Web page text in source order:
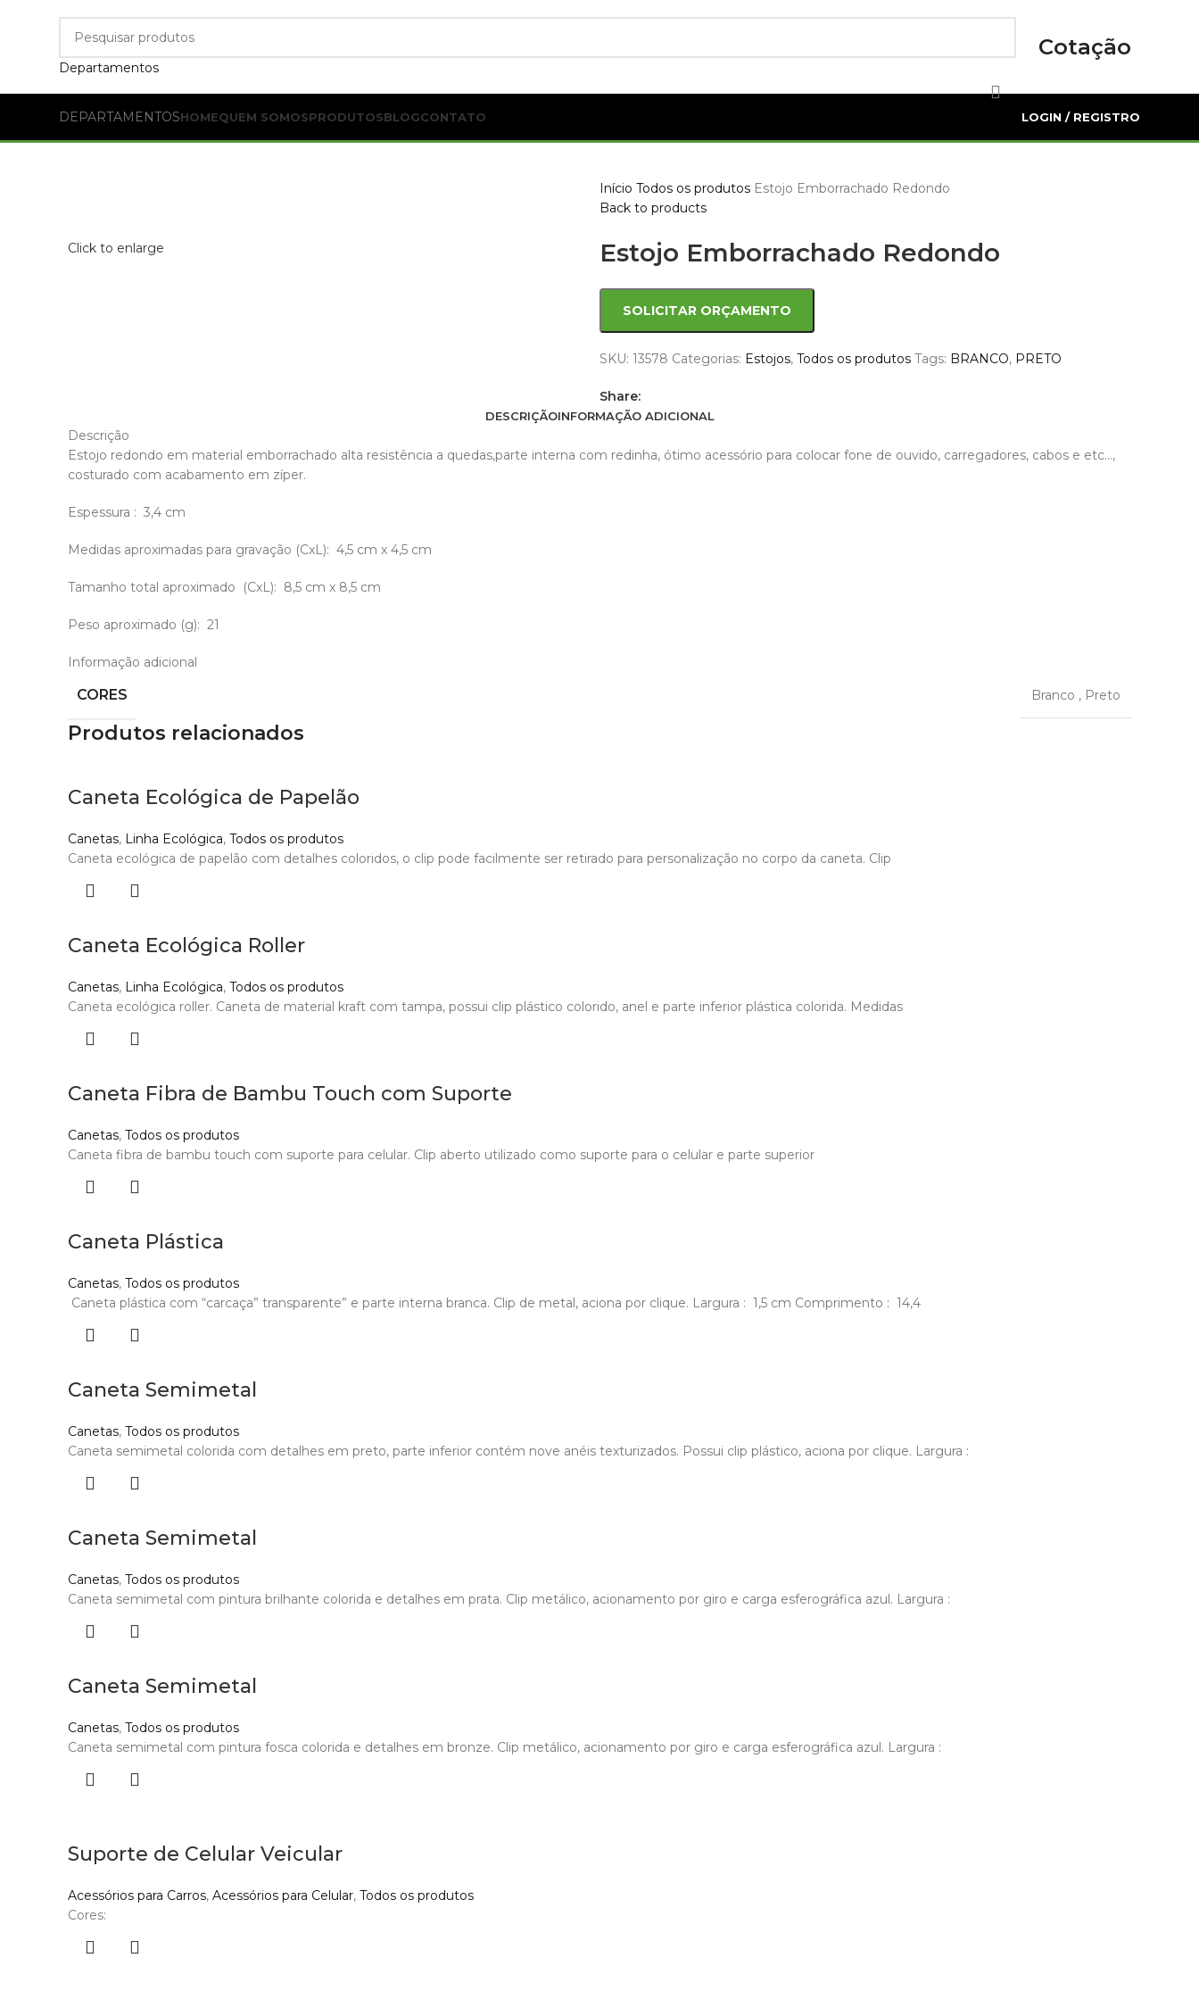
Departamentos
Cotação
DEPARTAMENTOSHOMEQUEM SOMOSPRODUTOSBLOGCONTATO LOGIN / REGISTRO
Click to enlarge
Início Todos os produtos Estojo Emborrachado Redondo
Back to products
Estojo Emborrachado Redondo
SOLICITAR ORÇAMENTO
SKU: 13578 Categorias: Estojos, Todos os produtos Tags: BRANCO, PRETO
Share:
DESCRIÇÃOINFORMAÇÃO ADICIONAL
Descrição
Estojo redondo em material emborrachado alta resistência a quedas,parte interna com redinha, ótimo acessório para colocar fone de ouvido, carregadores, cabos e etc…,
costurado com acabamento em zíper.
Espessura : 3,4 cm
Medidas aproximadas para gravação (CxL): 4,5 cm x 4,5 cm
Tamanho total aproximado (CxL): 8,5 cm x 8,5 cm
Peso aproximado (g): 21
Informação adicional
CORES Branco , Preto
Produtos relacionados
Caneta Ecológica de Papelão
Canetas, Linha Ecológica, Todos os produtos
Caneta ecológica de papelão com detalhes coloridos, o clip pode facilmente ser retirado para personalização no corpo da caneta. Clip
Caneta Ecológica Roller
Canetas, Linha Ecológica, Todos os produtos
Caneta ecológica roller. Caneta de material kraft com tampa, possui clip plástico colorido, anel e parte inferior plástica colorida. Medidas
Caneta Fibra de Bambu Touch com Suporte
Canetas, Todos os produtos
Caneta fibra de bambu touch com suporte para celular. Clip aberto utilizado como suporte para o celular e parte superior
Caneta Plástica
Canetas, Todos os produtos
Caneta plástica com “carcaça” transparente” e parte interna branca. Clip de metal, aciona por clique. Largura : 1,5 cm Comprimento : 14,4
Caneta Semimetal
Canetas, Todos os produtos
Caneta semimetal colorida com detalhes em preto, parte inferior contém nove anéis texturizados. Possui clip plástico, aciona por clique. Largura :
Caneta Semimetal
Canetas, Todos os produtos
Caneta semimetal com pintura brilhante colorida e detalhes em prata. Clip metálico, acionamento por giro e carga esferográfica azul. Largura :
Caneta Semimetal
Canetas, Todos os produtos
Caneta semimetal com pintura fosca colorida e detalhes em bronze. Clip metálico, acionamento por giro e carga esferográfica azul. Largura :
Suporte de Celular Veicular
Acessórios para Carros, Acessórios para Celular, Todos os produtos
Cores: